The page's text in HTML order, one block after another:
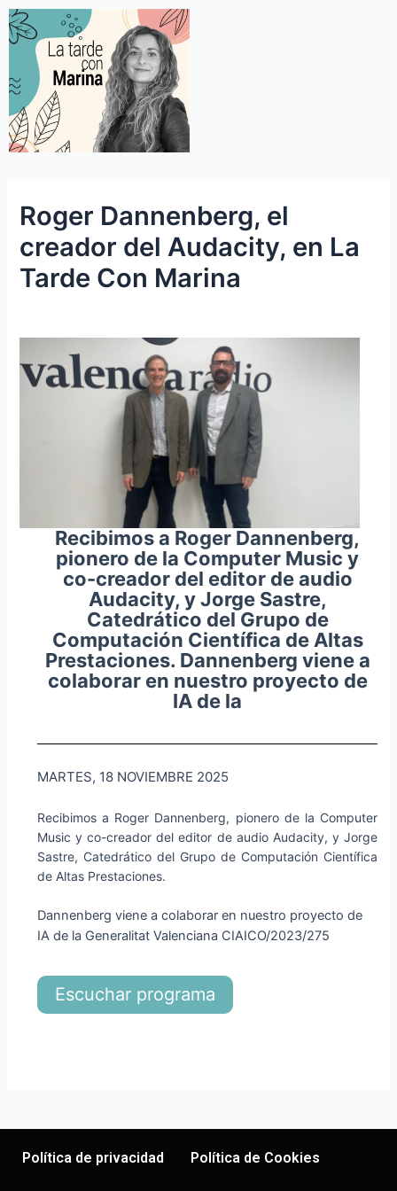
Roger Dannenberg, el
creador del Audacity, en La
Tarde Con Marina
Recibimos a Roger Dannenberg,
pionero de la Computer Music y
co-creador del editor de audio
Audacity, y Jorge Sastre,
Catedrático del Grupo de
Computación Científica de Altas
Prestaciones. Dannenberg viene a
colaborar en nuestro proyecto de
IA de la
MARTES, 18 NOVIEMBRE 2025
Recibimos a Roger Dannenberg, pionero de la Computer
Music y co-creador del editor de audio Audacity, y Jorge
Sastre, Catedrático del Grupo de Computación Científica
de Altas Prestaciones.
Dannenberg viene a colaborar en nuestro proyecto de
IA de la Generalitat Valenciana CIAICO/2023/275
Escuchar programa
Política de privacidad Política de Cookies